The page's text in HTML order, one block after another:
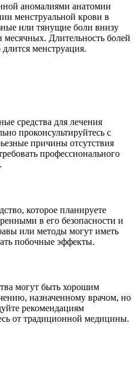
аномалиями анатомии
менструальной крови в
или тянущие боли внизу
Длительность болей
менструация.
средства для лечения
проконсультируйтесь с
причины отсутствия
профессионального
которое планируете
в его безопасности и
или методы могут иметь
побочные эффекты.
могут быть хорошим
назначенному врачом, но
рекомендациям
от традиционной медицины.